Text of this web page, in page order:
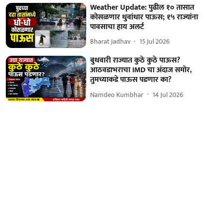
Weather Update: पुढील १० तासात
कोसळणार धुवांधार पाऊस; १५ राज्यांना
पावसाचा हाय अलर्ट
Bharat Jadhav 15 Jul 2026
बुधवारी राज्यात कुठे कुठे पाऊस?
आठवडाभराचा IMD चा अंदाज समोर,
तुमच्याकडे पाऊस पडणार का?
Namdeo Kumbhar 14 Jul 2026